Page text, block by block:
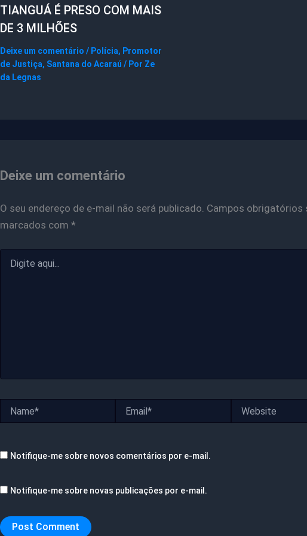
TIANGUÁ É PRESO COM MAIS
DE 3 MILHÕES
Deixe um comentário / Polícia, Promotor
de Justiça, Santana do Acaraú / Por Ze
da Legnas
Deixe um comentário
O seu endereço de e-mail não será publicado. Campos obrigatórios
marcados com *
aqui...
Notifique-me sobre novos comentários por e-mail.
Notifique-me sobre novas publicações por e-mail.